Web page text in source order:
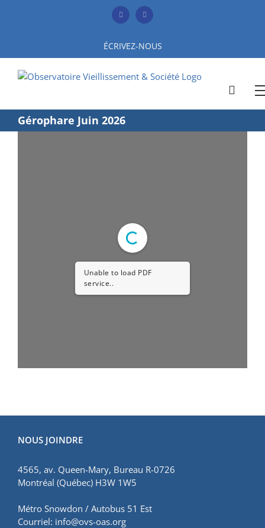
FacebookYouTube
ÉCRIVEZ-NOUS
Gérophare Juin 2026
Unable to load PDF
service..
NOUS JOINDRE
4565, av. Queen-Mary, Bureau R-0726
Montréal (Québec) H3W 1W5
Métro Snowdon / Autobus 51 Est
Courriel: info@ovs-oas.org